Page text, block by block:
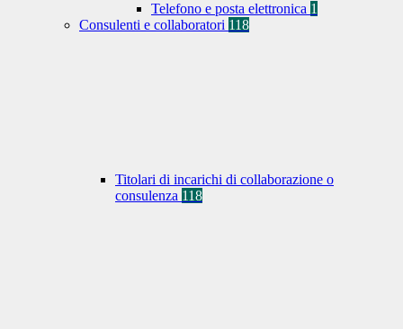
Telefono e posta elettronica 1
Consulenti e collaboratori 118
Titolari di incarichi di collaborazione o
consulenza 118